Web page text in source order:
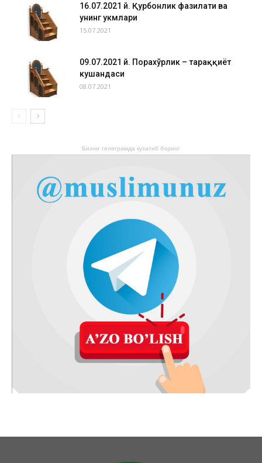
16.07.2021 й. Қурбонлик фазилати ва
унинг ҳукмлари
15.07.2021
09.07.2021 й. Порахўрлик – тараққиёт
кушандаси
08.07.2021
Бизни телеграмда кузатиб боринг